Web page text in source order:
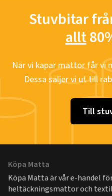
Stuvbitar
allt
När vi kapar mattor får vi
Dessa säljer vi ut till
Till
Köpa Matta
Köpa Matta är vår e-handel
heltäckningsmattor och